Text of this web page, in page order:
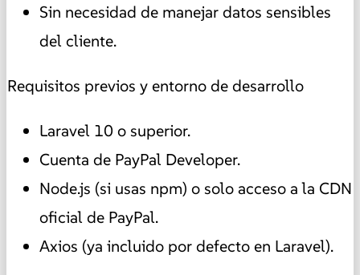
Sin necesidad de manejar datos sensibles
del cliente.
Requisitos previos y entorno de desarrollo
Laravel 10 o superior.
Cuenta de PayPal Developer.
Node.js (si usas npm) o solo acceso a la CDN
oficial de PayPal.
Axios (ya incluido por defecto en Laravel).